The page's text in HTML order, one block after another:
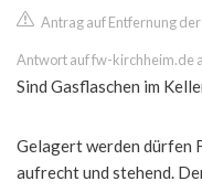
Antrag auf Entfernung
Antwort auf fw-kirchheim.de
Sind Gasflaschen im
Gelagert werden dürfen
aufrecht und stehend.